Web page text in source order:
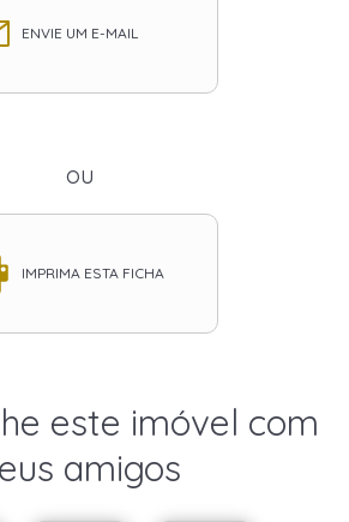
ENVIE UM E-MAIL
ou
IMPRIMA ESTA FICHA
este imóvel com
amigos